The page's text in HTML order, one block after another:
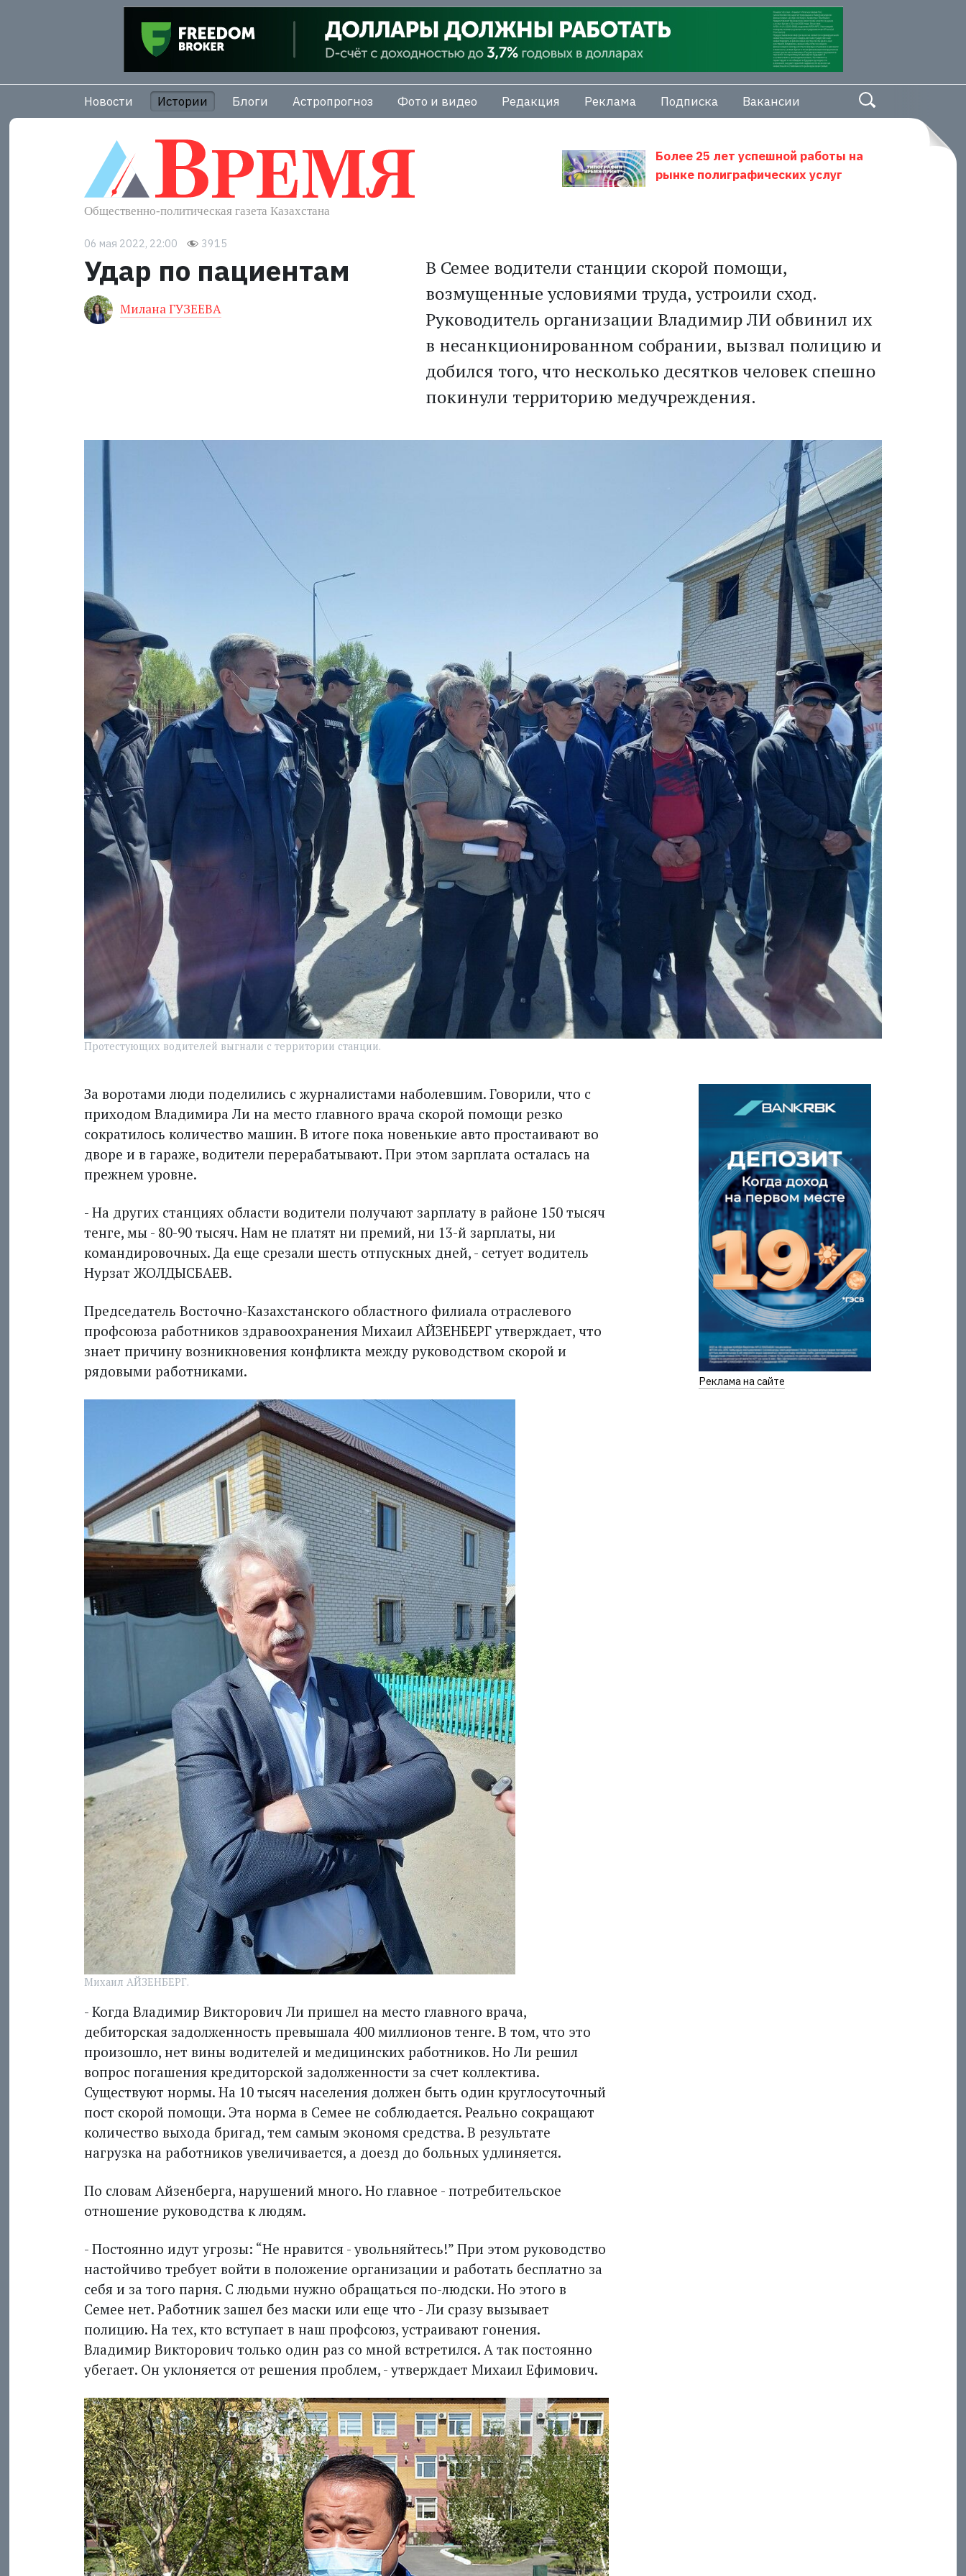
Новости Истории Блоги Астропрогноз Фото и видео Редакция Реклама Подписка Вакансии
Более 25 лет успешной работы на
рынке полиграфических услуг
06 мая 2022, 22:00 3915
Удар по пациентам
Милана ГУЗЕЕВА
В Семее водители станции скорой помощи,
возмущенные условиями труда, устроили сход.
Руководитель организации Владимир ЛИ обвинил их
в несанкционированном собрании, вызвал полицию и
добился того, что несколько десятков человек спешно
покинули территорию медучреждения.
Протестующих водителей выгнали с территории станции.
За воротами люди поделились с журналистами наболевшим. Говорили, что с
приходом Владимира Ли на место главного врача скорой помощи резко
сократилось количество машин. В итоге пока новенькие авто простаивают во
дворе и в гараже, водители перерабатывают. При этом зарплата осталась на
прежнем уровне.
- На других станциях области водители получают зарплату в районе 150 тысяч
тенге, мы - 80-90 тысяч. Нам не платят ни премий, ни 13-й зарплаты, ни
командировочных. Да еще срезали шесть отпускных дней, - сетует водитель
Нурзат ЖОЛДЫСБАЕВ.
Председатель Восточно-Казахстанского областного филиала отраслевого
профсоюза работников здравоохранения Михаил АЙЗЕНБЕРГ утверждает, что
знает причину возникновения конфликта между руководством скорой и
рядовыми работниками.
Михаил АЙЗЕНБЕРГ.
- Когда Владимир Викторович Ли пришел на место главного врача,
дебиторская задолженность превышала 400 миллионов тенге. В том, что это
произошло, нет вины водителей и медицинских работников. Но Ли решил
вопрос погашения кредиторской задолженности за счет коллектива.
Существуют нормы. На 10 тысяч населения должен быть один круг­лосуточный
пост скорой помощи. Эта норма в Семее не соблюдается. Реально сокращают
количество выхода бригад, тем самым экономя средства. В результате
нагрузка на работников увеличивается, а доезд до больных удлиняется.
По словам Айзенберга, нарушений много. Но главное - потребительское
отношение руководства к людям.
- Постоянно идут угрозы: “Не нравится - увольняйтесь!” При этом руководство
настойчиво требует войти в положение организации и работать бесплатно за
себя и за того парня. С людьми нужно обращаться по-людски. Но этого в
Семее нет. Работник зашел без маски или еще что - Ли сразу вызывает
полицию. На тех, кто вступает в наш профсоюз, устраивают гонения.
Владимир Викторович только один раз со мной встретился. А так постоянно
убегает. Он уклоняется от решения проблем, - утверждает Михаил Ефимович.
Реклама на сайте